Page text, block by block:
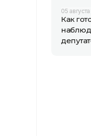
05
Как